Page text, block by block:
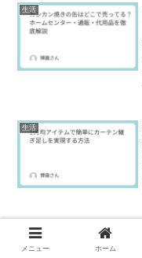
生活
生活
生活
メニュー ホーム